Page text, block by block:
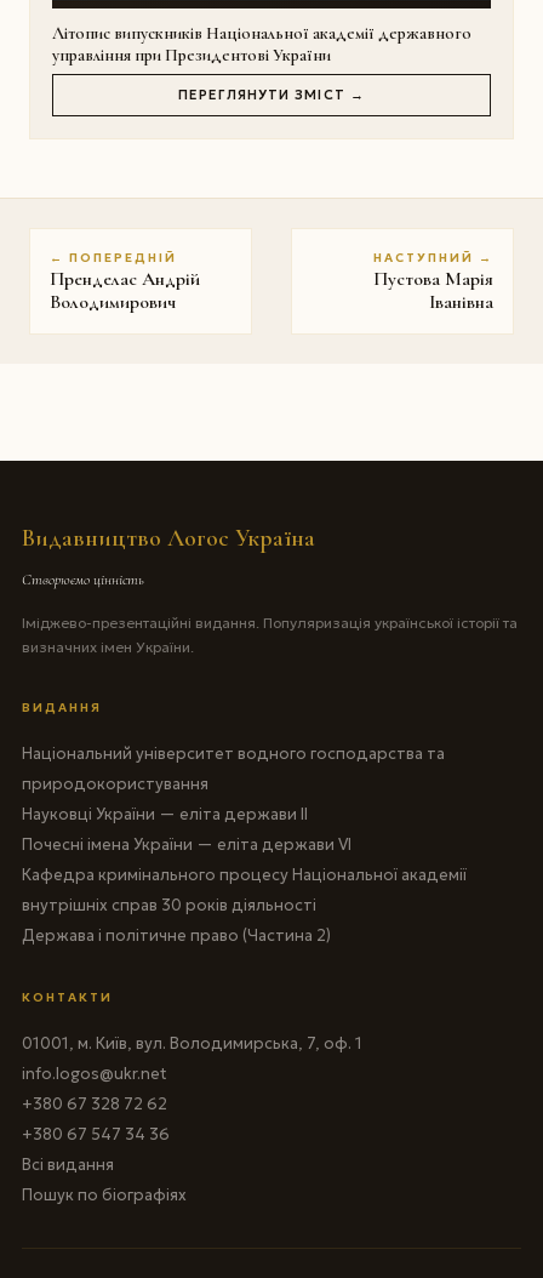
Літопис випускників Національної академії державного
управління при Президентові України
ПЕРЕГЛЯНУТИ ЗМІСТ →
← ПОПЕРЕДНІЙ
Пренделас Андрій
Володимирович
НАСТУПНИЙ →
Пустова Марія
Іванівна
Видавництво Логос Україна
Створюємо цінність
Іміджево-презентаційні видання. Популяризація української історії та
визначних імен України.
ВИДАННЯ
Національний університет водного господарства та
природокористування
Науковці України — еліта держави II
Почесні імена України — еліта держави VI
Кафедра кримінального процесу Національної академії
внутрішніх справ 30 років діяльності
Держава і політичне право (Частина 2)
КОНТАКТИ
01001, м. Київ, вул. Володимирська, 7, оф. 1
info.logos@ukr.net
+380 67 328 72 62
+380 67 547 34 36
Всі видання
Пошук по біографіях